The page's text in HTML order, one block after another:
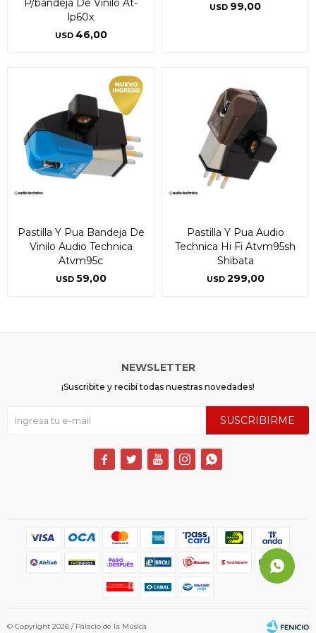
P/bandeja De Vinilo At-
lp60x
USD 46,00
USD 99,00
Pastilla Y Pua Bandeja De
Vinilo Audio Technica
Atvm95c
USD 59,00
Pastilla Y Pua Audio
Technica Hi Fi Atvm95sh
Shibata
USD 299,00
NEWSLETTER
¡Suscribite y recibí todas nuestras novedades!
SUSCRIBIRME
    
© Copyright 2026 / Palacio de la Música